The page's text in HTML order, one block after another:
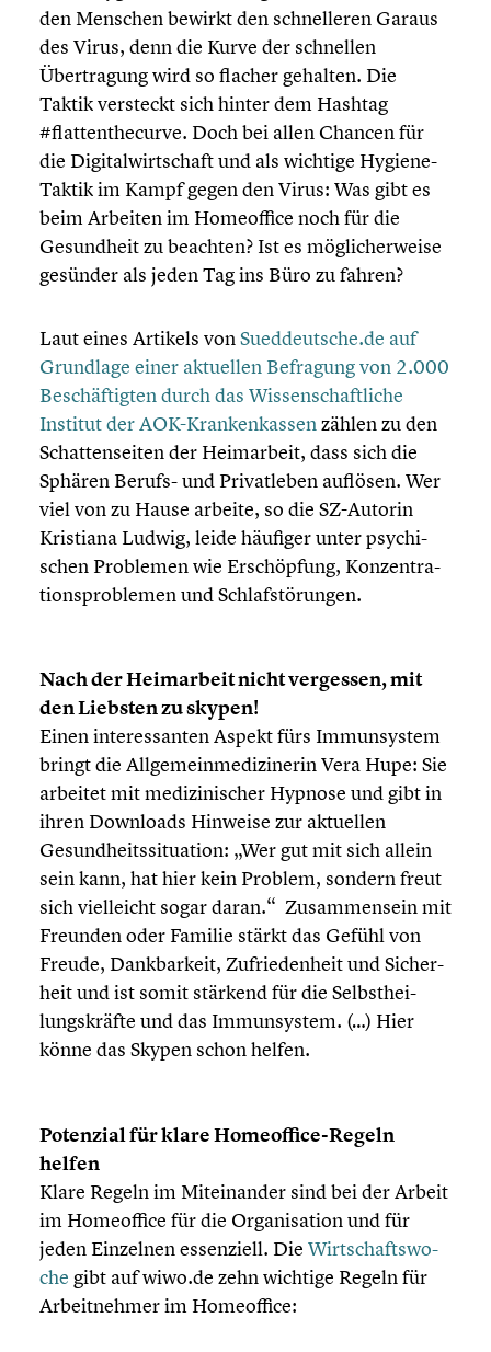
den Menschen bewirkt den schnel­le­ren Garaus
des Virus, denn die Kurve der schnellen
Übertra­gung wird so flacher gehalten. Die
Taktik versteckt sich hinter dem Hashtag
#flatten­the­curve. Doch bei allen Chancen für
die Digital­wirt­schaft und als wichtige Hygiene-
Taktik im Kampf gegen den Virus: Was gibt es
beim Arbeiten im Homeof­fice noch für die
Gesund­heit zu beachten? Ist es mögli­cher­weise
gesünder als jeden Tag ins Büro zu fahren?
Laut eines Artikels vonSueddeutsche.de auf
Grundlage einer aktuellen Befragung von 2.000
Beschäf­tig­ten durch das Wissen­schaft­li­che
Institut der AOK-Krankenkassenzählen zu den
Schat­ten­sei­ten der Heimar­beit, dass sich die
Sphären Berufs- und Privat­le­ben auflösen. Wer
viel von zu Hause arbeite, so die SZ-Autorin
Kristiana Ludwig, leide häufiger unter psychi­
schen Problemen wie Erschöp­fung, Konzen­tra­
ti­ons­pro­ble­men und Schlaf­stö­run­gen.
Nach der Heimar­beit nicht vergessen, mit
den Liebsten zu skypen!
Einen inter­es­san­ten Aspekt fürs Immun­sys­tem
bringt die Allge­mein­me­di­zi­ne­rin Vera Hupe: Sie
arbeitet mit medizi­ni­scher Hypnose und gibt in
ihren Downloads Hinweise zur aktuellen
Gesund­heits­si­tua­tion: „Wer gut mit sich allein
sein kann, hat hier kein Problem, sondern freut
sich vielleicht sogar daran.“ Zusam­men­sein mit
Freunden oder Familie stärkt das Gefühl von
Freude, Dankbar­keit, Zufrie­den­heit und Sicher­
heit und ist somit stärkend für die Selbst­hei­
lungs­kräfte und das Immun­sys­tem. (…) Hier
könne das Skypen schon helfen.
Potenzial für klare Homeoffice-Regeln
helfen
Klare Regeln im Mitein­an­der sind bei der Arbeit
im Homeof­fice für die Organi­sa­tion und für
jeden Einzelnen essen­zi­ell. Die Wirtschafts­wo­
che gibt auf wiwo.de zehn wichtige Regeln für
Arbeit­neh­mer im Homeof­fice: